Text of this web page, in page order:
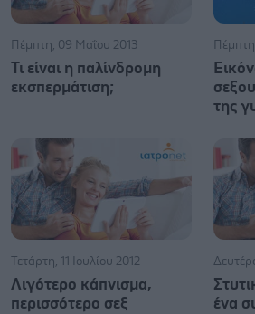
Πέμπτη, 09 Μαΐου 2013
Τι είναι η παλίνδρομη
εκσπερμάτιση;
της
Τετάρτη, 11 Ιουλίου 2012
Λιγότερο κάπνισμα,
περισσότερο σεξ
ένα